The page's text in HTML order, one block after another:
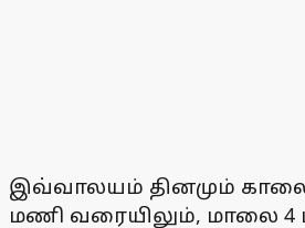
இவ்வாலயம் தினமும் காலை
மணி வரையிலும், மாலை 4